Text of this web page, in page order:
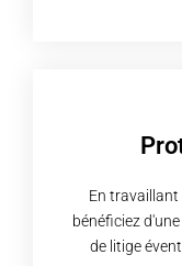
En travaillant
bénéficiez
de litige